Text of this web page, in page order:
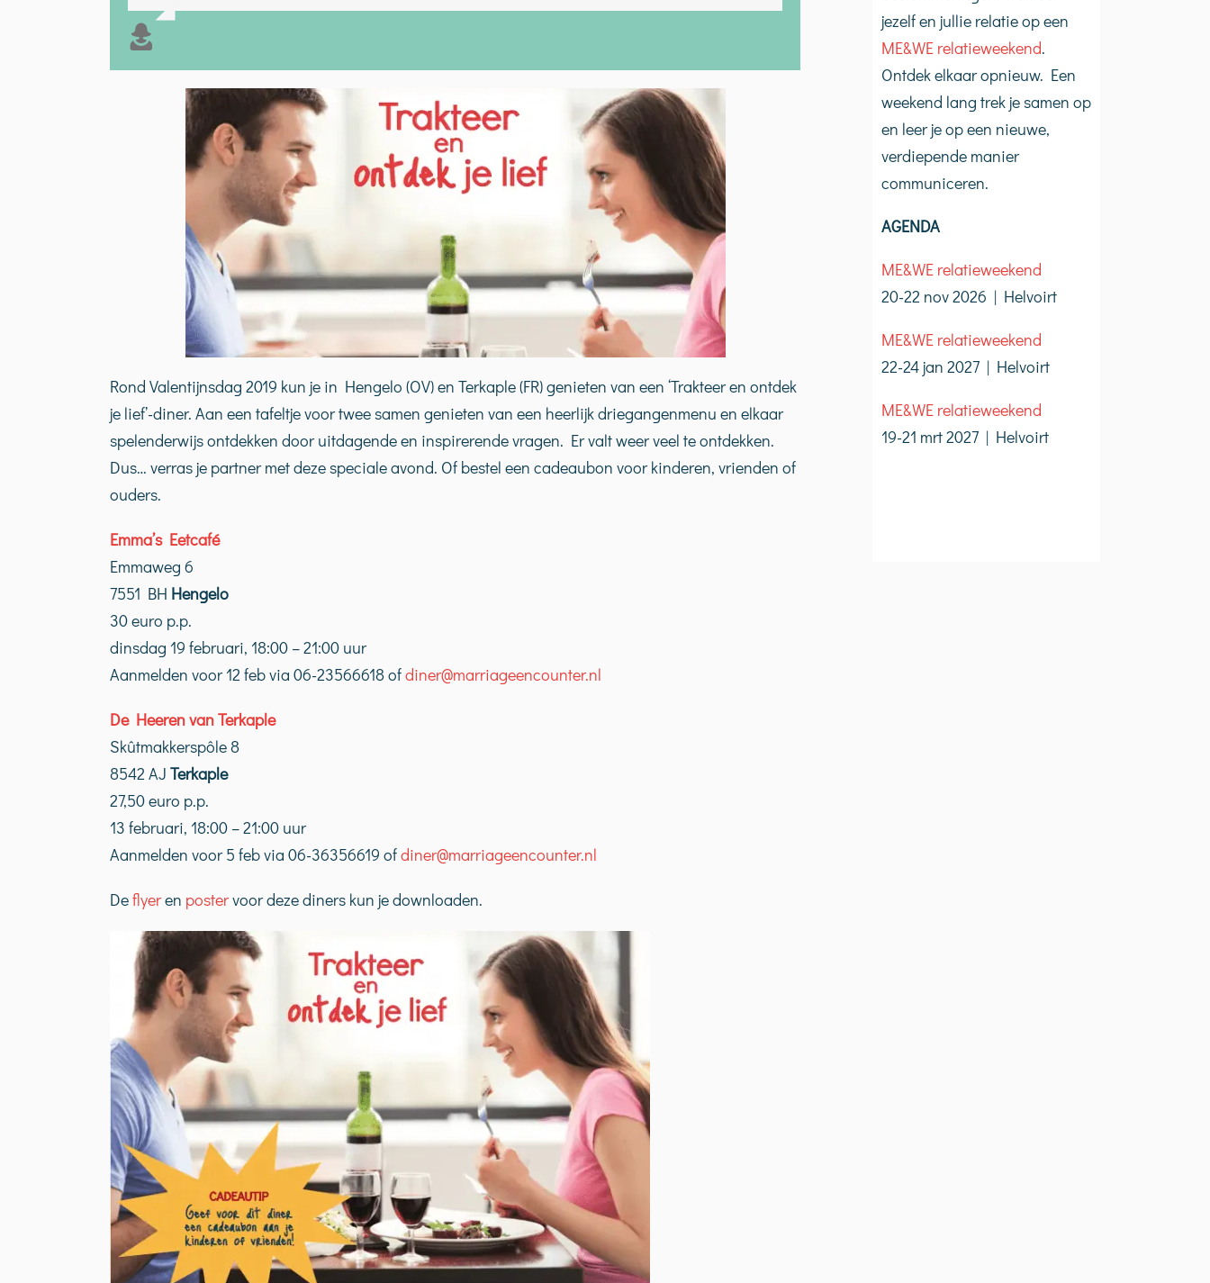
Rond Valentijnsdag 2019 kun je in Hengelo (OV) en Terkaple (FR) genieten van een ‘Trakteer en ontdek
je lief’-diner. Aan een tafeltje voor twee samen genieten van een heerlijk driegangenmenu en elkaar
spelenderwijs ontdekken door uitdagende en inspirerende vragen. Er valt weer veel te ontdekken.
Dus… verras je partner met deze speciale avond. Of bestel een cadeaubon voor kinderen, vrienden of
ouders.
Emma’s Eetcafé
Emmaweg 6
7551 BH Hengelo
30 euro p.p.
dinsdag 19 februari, 18:00 – 21:00 uur
Aanmelden voor 12 feb via 06-23566618 ofdiner@marriageencounter.nl
De Heeren van Terkaple
Skûtmakkerspôle 8
8542 AJ Terkaple
27,50 euro p.p.
13 februari, 18:00 – 21:00 uur
Aanmelden voor 5 feb via 06-36356619 ofdiner@marriageencounter.nl
Deflyeren postervoor deze diners kun je downloaden.
jezelf en jullie relatie op een
ME&WE relatieweekend.
Ontdek elkaar opnieuw. Een
weekend lang trek je samen op
en leer je op een nieuwe,
verdiepende manier
communiceren.
AGENDA
ME&WE relatieweekend
20-22 nov 2026 | Helvoirt
ME&WE relatieweekend
22-24 jan 2027 | Helvoirt
ME&WE relatieweekend
19-21 mrt 2027 | Helvoirt